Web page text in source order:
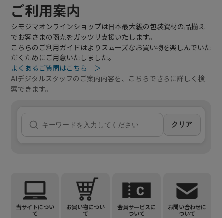
ご利用案内
シモジマオンラインショップは日本最大級の包装資材の品揃え
でお客さまの商売をガッツリ支援いたします。
こちらのご利用ガイドはよりスムーズなお買い物を楽しんでいた
だくためにご用意いたしました。
よくあるご質問はこちら ＞
AIデジタルスタッフのご案内内容を、こちらでさらに詳しく検
索できます。
クリア
当サイトについ
て
お買い物につい
て
会員サービスに
ついて
お問い合わせに
ついて